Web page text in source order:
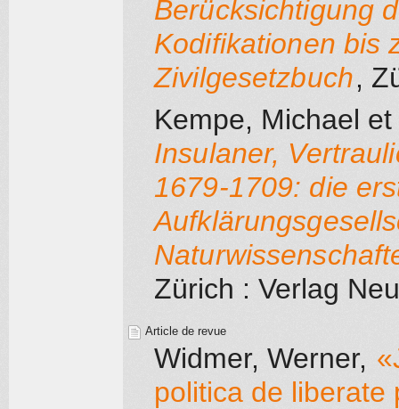
Berücksichtigung
Kodifikationen bis
Zivilgesetzbuch,
Kempe, Michael et
Insulaner,
1679-1709: die
Zürich : Verlag
Article de revue
Widmer, Werner,
politica de liberate